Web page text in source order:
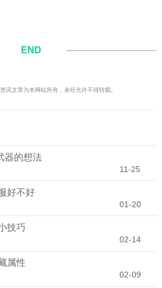
END
资讯文章为本网站所有，未经允许不得转载。
器的想法
11-25
好不好
01-20
技巧
02-14
属性
02-09